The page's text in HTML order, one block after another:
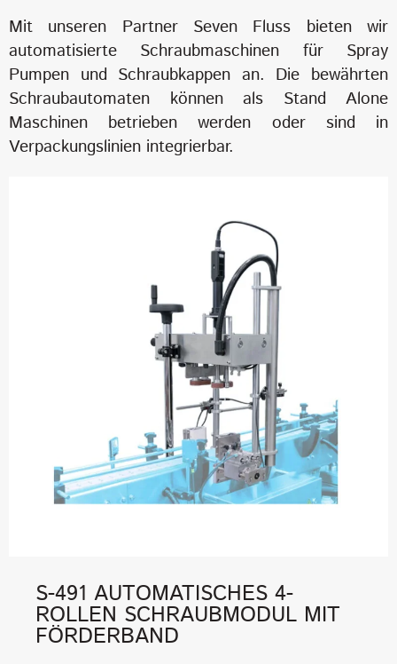
Mit unseren Partner Seven Fluss bieten wir
automatisierte Schraubmaschinen für Spray
Pumpen und Schraubkappen an. Die bewährten
Schraubautomaten können als Stand Alone
Maschinen betrieben werden oder sind in
Verpackungslinien integrierbar.
S-491 AUTOMATISCHES 4-
ROLLEN SCHRAUBMODUL MIT
FÖRDERBAND